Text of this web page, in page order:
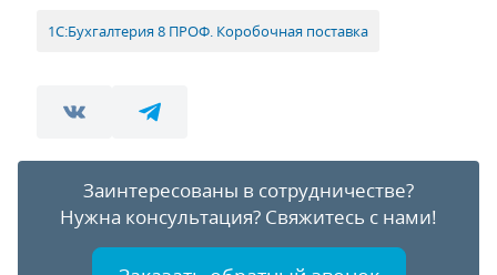
1С:Бухгалтерия 8 ПРОФ. Коробочная поставка
Заинтересованы в сотрудничестве?
Нужна консультация? Свяжитесь с нами!